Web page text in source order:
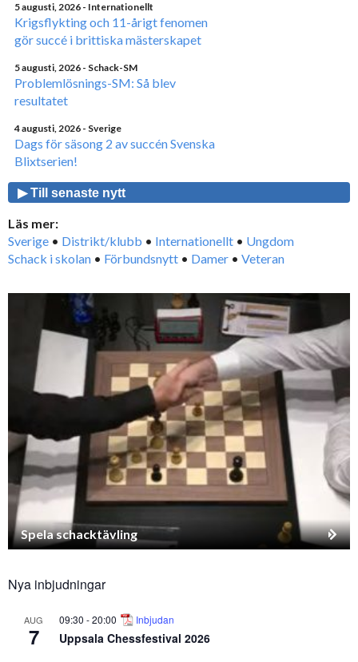
5 augusti, 2026 - Internationellt
Krigsflykting och 11-årigt fenomen
gör succé i brittiska mästerskapet
5 augusti, 2026 - Schack-SM
Problemlösnings-SM: Så blev
resultatet
4 augusti, 2026 - Sverige
Dags för säsong 2 av succén Svenska
Blixtserien!
▶ Till senaste nytt
Läs mer:
Sverige • Distrikt/klubb • Internationellt • Ungdom
Schack i skolan • Förbundsnytt • Damer • Veteran
Spela schacktävling
Nya inbjudningar
AUG
7
09:30 -20:00 Inbjudan
Uppsala Chessfestival 2026